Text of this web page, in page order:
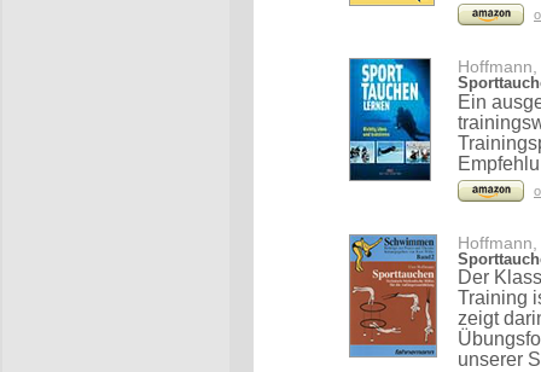
Ein
Der
Training
zeigt
unserer